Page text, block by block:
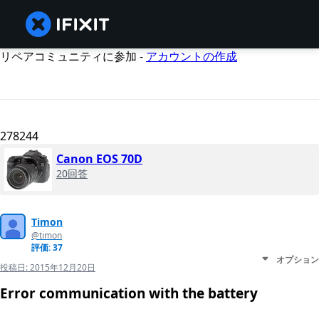
リペアコミュニティに参加 - アカウントの作成
278244
Canon EOS 70D
20回答
Timon
@timon
評価: 37
投稿日:2015年12月20日
オプション
Error communication with the battery